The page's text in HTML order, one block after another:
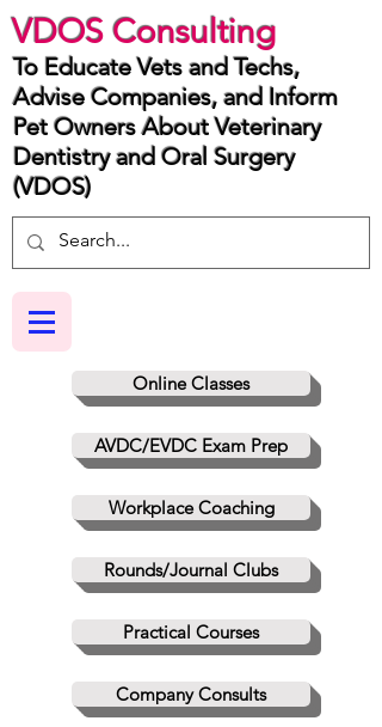
VDOS Consulting
Online Classes
AVDC/EVDC Exam Prep
Workplace Coaching
Rounds/Journal Clubs
Practical Courses
Company Consults
To Educate Vets and Techs,
Advise Companies, and Inform
Pet Owners About Veterinary
Dentistry and Oral Surgery
(VDOS)